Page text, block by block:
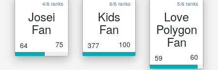
4/6 ranks
Josei
Fan
64 75
6/6 ranks
Kids
Fan
377 100
5/6 ranks
Love
Polygon
Fan
59 60